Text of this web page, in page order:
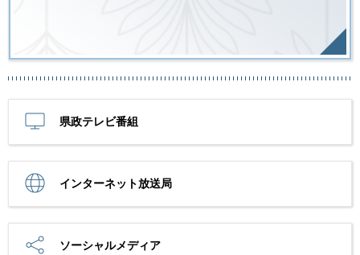
県政テレビ番組
インターネット放送局
ソーシャルメディア